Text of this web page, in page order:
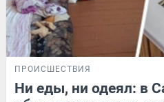
ПРОИСШЕСТВИЯ
Ни еды, ни одеял: в